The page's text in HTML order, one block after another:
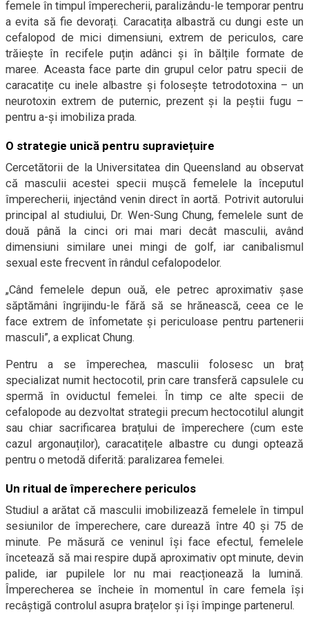
femele în timpul împerecherii, paralizându-le temporar pentru
a evita să fie devorați. Caracatița albastră cu dungi este un
cefalopod de mici dimensiuni, extrem de periculos, care
trăiește în recifele puțin adânci și în bălțile formate de
maree. Aceasta face parte din grupul celor patru specii de
caracatițe cu inele albastre și folosește tetrodotoxina – un
neurotoxin extrem de puternic, prezent și la peștii fugu –
pentru a-și imobiliza prada.
O strategie unică pentru supraviețuire
Cercetătorii de la Universitatea din Queensland au observat
că masculii acestei specii mușcă femelele la începutul
împerecherii, injectând venin direct în aortă. Potrivit autorului
principal al studiului, Dr. Wen-Sung Chung, femelele sunt de
două până la cinci ori mai mari decât masculii, având
dimensiuni similare unei mingi de golf, iar canibalismul
sexual este frecvent în rândul cefalopodelor.
„Când femelele depun ouă, ele petrec aproximativ șase
săptămâni îngrijindu-le fără să se hrănească, ceea ce le
face extrem de înfometate și periculoase pentru partenerii
masculi”, a explicat Chung.
Pentru a se împerechea, masculii folosesc un braț
specializat numit hectocotil, prin care transferă capsulele cu
spermă în oviductul femelei. În timp ce alte specii de
cefalopode au dezvoltat strategii precum hectocotilul alungit
sau chiar sacrificarea brațului de împerechere (cum este
cazul argonauților), caracatițele albastre cu dungi optează
pentru o metodă diferită: paralizarea femelei.
Un ritual de împerechere periculos
Studiul a arătat că masculii imobilizează femelele în timpul
sesiunilor de împerechere, care durează între 40 și 75 de
minute. Pe măsură ce veninul își face efectul, femelele
încetează să mai respire după aproximativ opt minute, devin
palide, iar pupilele lor nu mai reacționează la lumină.
Împerecherea se încheie în momentul în care femela își
recâștigă controlul asupra brațelor și își împinge partenerul.